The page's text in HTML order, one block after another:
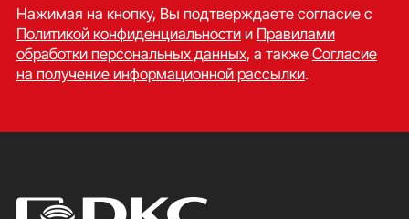
Нажимая на кнопку, Вы подтверждаете согласие c
Политикой конфиденциальностии Правилами
обработки персональных данных, а также Согласие
на получение информационной рассылки.